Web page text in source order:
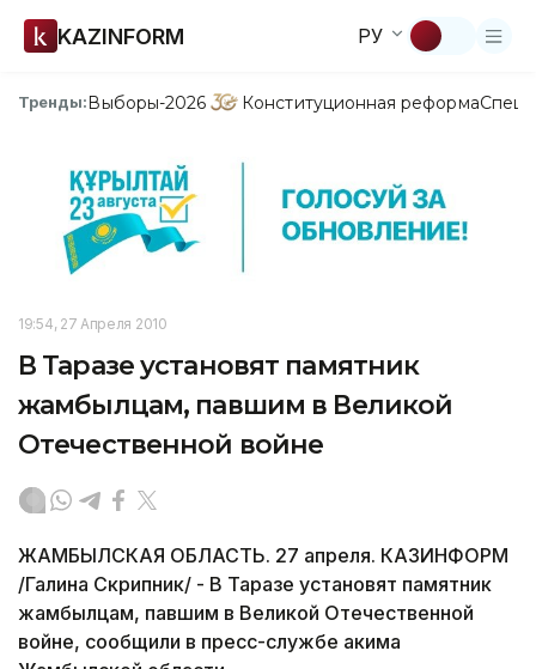
KAZINFORM РУ
Тренды:Выборы-2026 Конституционная реформа
19:54, 27 Апреля 2010
В Таразе установят памятник
жамбылцам, павшим в Великой
Отечественной войне
ЖАМБЫЛСКАЯ ОБЛАСТЬ. 27 апреля. КАЗИНФОРМ
/Галина Скрипник/ - В Таразе установят памятник
жамбылцам, павшим в Великой Отечественной
войне, сообщили в пресс-службе акима